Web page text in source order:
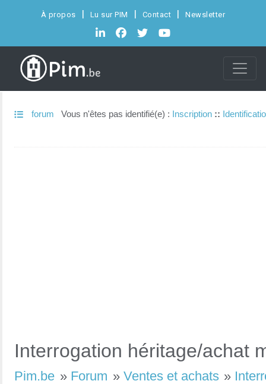
À propos Lu sur PIM Contact Newsletter
forum Vous n'êtes pas identifié(e) : Inscription ::
Interrogation héritage/achat
Pim.be » Forum » Ventes et achats »